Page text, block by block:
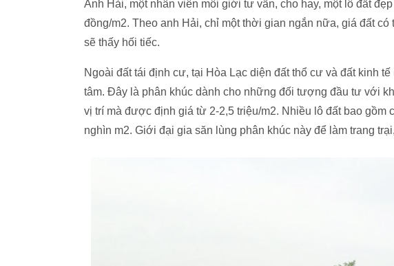
Anh Hải, một nhân viên môi giới tư vấn, cho hay, một lô đất
đồng/m2. Theo anh Hải, chỉ một thời gian ngắn nữa, giá đất
sẽ thấy hối tiếc.
Ngoài đất tái định cư, tại Hòa Lạc diện đất thổ cư và đất kinh
tâm. Đây là phân khúc dành cho những đối tượng đầu tư với
vị trí mà được định giá từ 2-2,5 triệu/m2. Nhiều lô đất bao
nghìn m2. Giới đại gia săn lùng phân khúc này để làm trang